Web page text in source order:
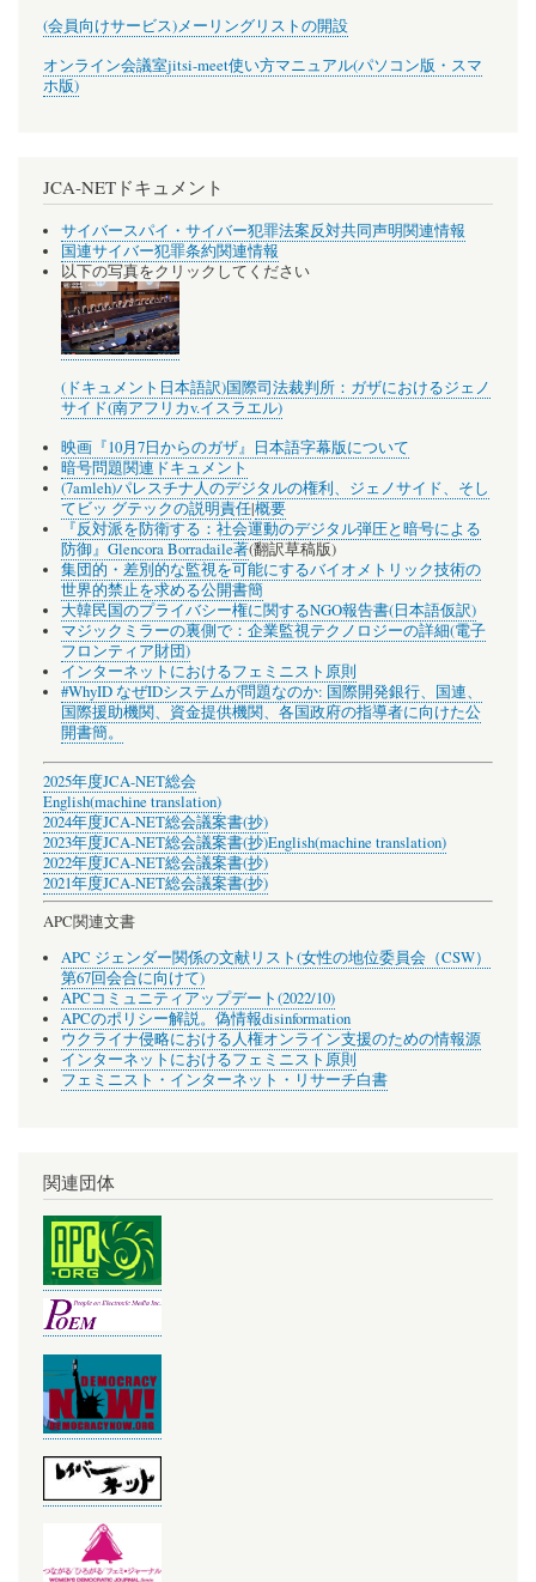
(会員向けサービス)メーリングリストの開設
オンライン会議室jitsi-meet使い方マニュアル(パソコン版・スマ
ホ版)
JCA-NETドキュメント
サイバースパイ・サイバー犯罪法案反対共同声明関連情報
国連サイバー犯罪条約関連情報
以下の写真をクリックしてください
(ドキュメント日本語訳)国際司法裁判所：ガザにおけるジェノ
サイド(南アフリカv.イスラエル)
映画『10月7日からのガザ』日本語字幕版について
暗号問題関連ドキュメント
(7amleh)パレスチナ人のデジタルの権利、ジェノサイド、そし
てビッ グテックの説明責任|概要
『反対派を防衛する：社会運動のデジタル弾圧と暗号による
防御』Glencora Borradaile著(翻訳草稿版)
集団的・差別的な監視を可能にするバイオメトリック技術の
世界的禁止を求める公開書簡
大韓民国のプライバシー権に関するNGO報告書(日本語仮訳)
マジックミラーの裏側で：企業監視テクノロジーの詳細(電子
フロンティア財団)
インターネットにおけるフェミニスト原則
#WhyID なぜIDシステムが問題なのか: 国際開発銀行、国連、
国際援助機関、資金提供機関、各国政府の指導者に向けた公
開書簡。
2025年度JCA-NET総会
English(machine translation)
2024年度JCA-NET総会議案書(抄)
2023年度JCA-NET総会議案書(抄)English(machine translation)
2022年度JCA-NET総会議案書(抄)
2021年度JCA-NET総会議案書(抄)
APC関連文書
APC ジェンダー関係の文献リスト(女性の地位委員会（CSW）
第67回会合に向けて)
APCコミュニティアップデート(2022/10)
APCのポリシー解説。偽情報disinformation
ウクライナ侵略における人権オンライン支援のための情報源
インターネットにおけるフェミニスト原則
フェミニスト・インターネット・リサーチ白書
関連団体